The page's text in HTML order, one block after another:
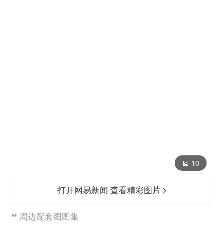
10
打开网易新闻 查看精彩图片
周边配套图图集